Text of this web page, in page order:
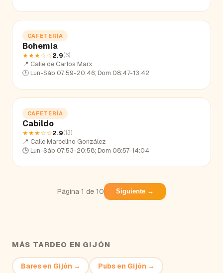
CAFETERÍA
Bohemia
★★★☆☆2.9(6)
📍 Calle de Carlos Marx
🕒 Lun-Sáb 07:59-20:46; Dom 08:47-13:42
CAFETERÍA
Cabildo
★★★☆☆2.9(13)
📍 Calle Marcelino González
🕒 Lun-Sáb 07:53-20:58; Dom 08:57-14:04
Página 1 de 10 Siguiente →
MÁS TARDEO EN GIJÓN
Baresen Gijón → Pubsen Gijón →